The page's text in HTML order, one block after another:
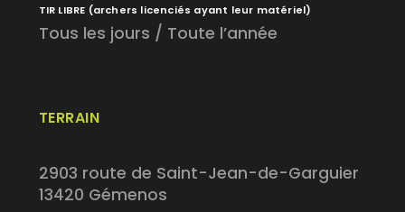
TERRAIN
2903 route de Saint-Jean-de-Garguier
13420 Gémenos
TIR LIBRE (archers licenciés ayant leur matériel)
Tous les jours / Toute l’année